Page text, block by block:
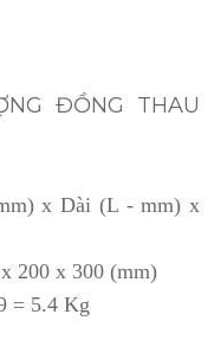
ĐỒNG THAU
x Dài (L - mm) x
200 x 300 (mm)
= 5.4 Kg